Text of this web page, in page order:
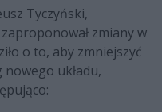
Tyczyński,
zmiany w
o to, aby zmniejszyć
nowego układu,